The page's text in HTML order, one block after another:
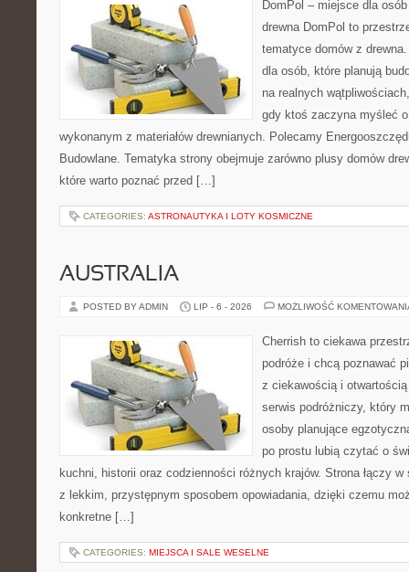
DomPol – miejsce dla
drewna DomPol to
tematyce domów z
dla osób, które planują
na realnych
gdy ktoś zaczyna myśleć o
wykonanym z materiałów drewnianych. Polecamy
Budowlane. Tematyka strony obejmuje zarówno plusy domów
które warto poznać przed […]
CATEGORIES: ASTRONAUTYKA I LOTY KOSMICZNE
AUSTRALIA
POSTED BY ADMIN LIP - 6 - 2026 MOŻLIWOŚĆ
Cherrish to ciekawa
podróże i chcą poznawać
z ciekawością i
serwis podróżniczy, który
osoby planujące
po prostu lubią czytać o
kuchni, historii oraz codzienności różnych krajów. Strona łączy
z lekkim, przystępnym sposobem opowiadania, dzięki czemu
konkretne […]
CATEGORIES: MIEJSCA I SALE WESELNE